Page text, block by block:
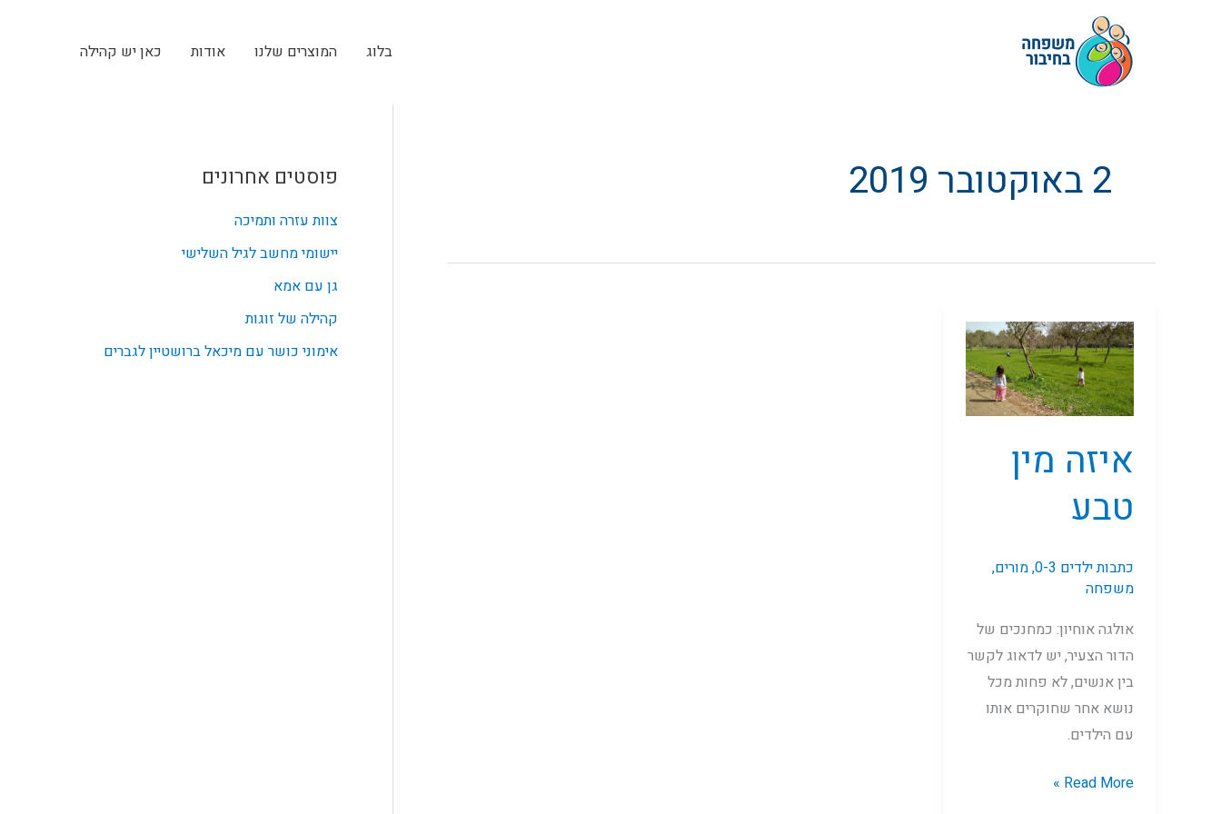
בלוג המוצרים שלנו אודות כאן יש קהילה
2 באוקטובר 2019
איזה מין
טבע
כתבות ילדים 0-3 ,מורים,
משפחה
אולגה אוחיון: כמחנכים של
הדור הצעיר, יש לדאוג לקשר
בין אנשים, לא פחות מכל
נושא אחר שחוקרים אותו
עם הילדים.
איזה
מין
טבע
Read More »
פוסטים אחרונים
צוות עזרה ותמיכה
יישומי מחשב לגיל השלישי
גן עם אמא
קהילה של זוגות
אימוני כושר עם מיכאל ברושטיין לגברים